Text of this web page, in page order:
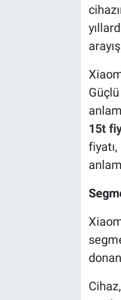
15t